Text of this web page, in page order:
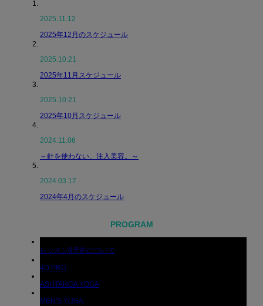
2025.11.12
2025年12月のスケジュール
2025.10.21
2025年11月スケジュール
2025.10.21
2025年10月スケジュール
2024.11.06
～針を使わない、注入美容。～
2024.03.17
2024年4月のスケジュール
PROGRAM
レッスン&予約について
4D PRO
ASHTANGA YOGA
MEN'S YOGA